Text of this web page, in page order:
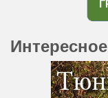
Интересное